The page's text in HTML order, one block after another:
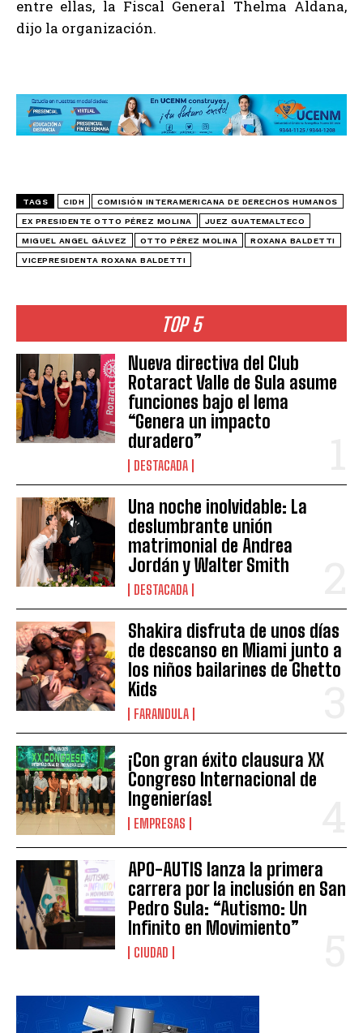
TOP 5
Nueva directiva del Club
Rotaract Valle de Sula asume
funciones bajo el lema
“Genera un impacto
duradero”
DESTACADA
Una noche inolvidable: La
deslumbrante unión
matrimonial de Andrea
Jordán y Walter Smith
DESTACADA
Shakira disfruta de unos días
de descanso en Miami junto a
los niños bailarines de Ghetto
Kids
FARANDULA
¡Con gran éxito clausura XX
Congreso Internacional de
Ingenierías!
EMPRESAS
APO-AUTIS lanza la primera
carrera por la inclusión en San
Pedro Sula: “Autismo: Un
Infinito en Movimiento”
CIUDAD
entre ellas, la Fiscal General Thelma Aldana,
dijo la organización.
TAGS CIDH COMISIÓN INTERAMERICANA DE DERECHOS HUMANOS
EX PRESIDENTE OTTO PÉREZ MOLINA JUEZ GUATEMALTECO
MIGUEL ANGEL GÁLVEZ OTTO PÉREZ MOLINA ROXANA BALDETTI
VICEPRESIDENTA ROXANA BALDETTI